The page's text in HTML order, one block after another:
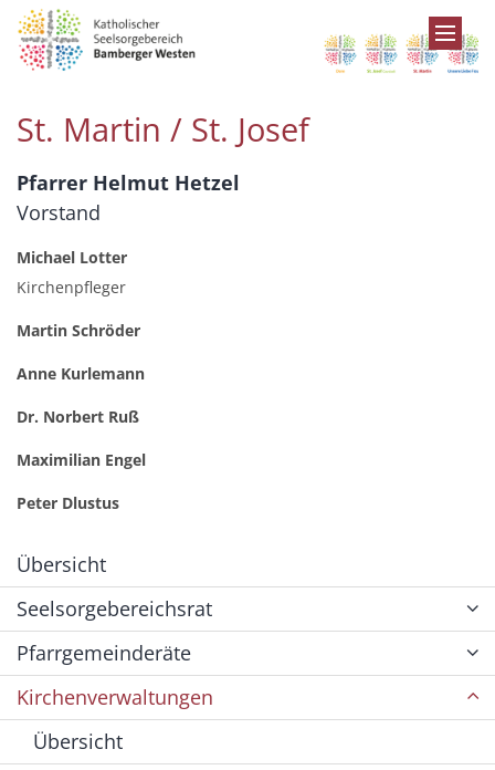
Zum Inhalt springen
St. Martin / St. Josef
Pfarrer Helmut Hetzel
Vorstand
Michael Lotter
Kirchenpfleger
Martin Schröder
Anne Kurlemann
Dr. Norbert Ruß
Maximilian Engel
Peter Dlustus
Übersicht
Seelsorgebereichsrat
Pfarrgemeinderäte
Kirchenverwaltungen
Übersicht